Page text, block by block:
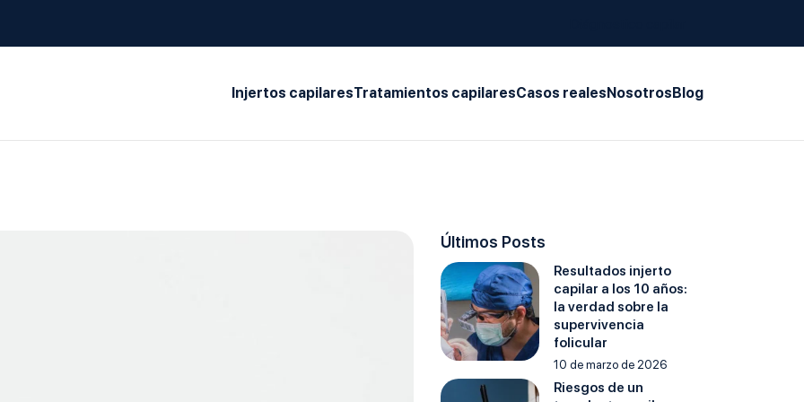
Injertos capilaresTratamientos capilaresCasos realesNosotrosBlog
Últimos Posts
Resultados injerto
capilar a los 10 años:
la verdad sobre la
supervivencia
folicular
10 de marzo de 2026
Riesgos de un